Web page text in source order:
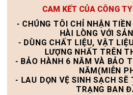
CAM KẾT CỦA CÔNG TY
- CHÚNG TÔI CHỈ NHẬN
HÀI LÒNG VỚI
- DÙNG CHẤT LIỆU, VẬT
LƯỢNG NHẤT TRÊN
- BẢO HÀNH 6 NĂM VÀ BẢO
NĂM(MIỄN
- LAU DỌN VỆ SINH SẠCH SẼ
TRẠNG BAN